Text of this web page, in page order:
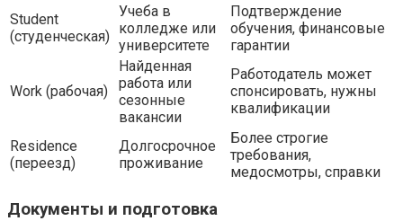
Student
(студенческая)
Учеба в
колледже или
университете
Подтверждение
обучения, финансовые
гарантии
Work (рабочая)
Найденная
работа или
сезонные
вакансии
Работодатель может
спонсировать, нужны
квалификации
Residence
(переезд)
Долгосрочное
проживание
Более строгие
требования,
медосмотры, справки
Документы и подготовка